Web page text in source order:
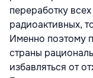
переработку
радиоактивных,
Именно поэтому
страны
избавляться от